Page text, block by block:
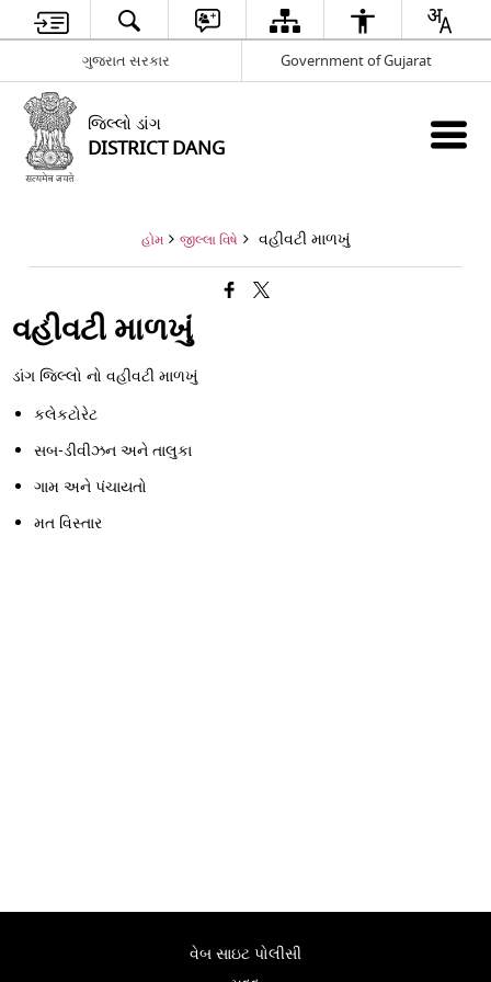
ગુજરાત સરકાર Government of Gujarat
જિલ્લો ડાંગ
DISTRICT DANG
હોમ જીલ્લા વિષે વહીવટી માળખું
વહીવટી માળખું
ડાંગ જિલ્લો નો વહીવટી માળખું
કલેકટોરેટ
સબ-ડીવીઝન અને તાલુકા
ગામ અને પંચાયતો
મત વિસ્તાર
વેબ સાઇટ પોલીસી